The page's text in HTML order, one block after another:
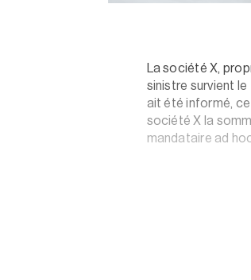
La société X,
sinistre survient le
ait été informé, ce
société X la
mandataire ad